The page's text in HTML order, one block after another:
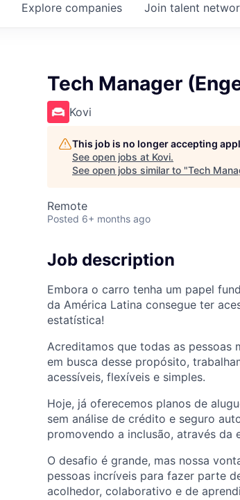
Explore companies Join talent
Tech Manager
Kovi
This job is no longer accepting
See open jobs at Kovi.
See open jobs similar to "Tech
Remote
Posted 6+ months ago
Job description
Embora o carro tenha um papel
da América Latina consegue ter
estatística!
Acreditamos que todas as pessoas
em busca desse propósito,
acessíveis, flexíveis e simples.
Hoje, já oferecemos planos de
sem análise de crédito e seguro
promovendo a inclusão, através da
O desafio é grande, mas nossa
pessoas incríveis para fazer parte
acolhedor, colaborativo e de